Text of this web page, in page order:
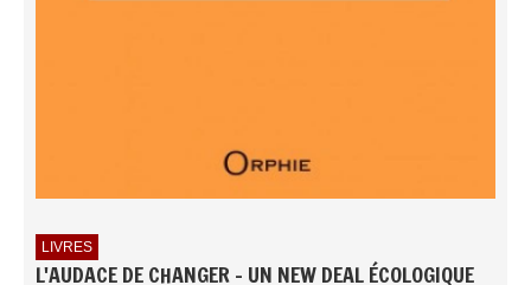
LIVRES
L'AUDACE DE CHANGER - UN NEW DEAL ÉCOLOGIQUE